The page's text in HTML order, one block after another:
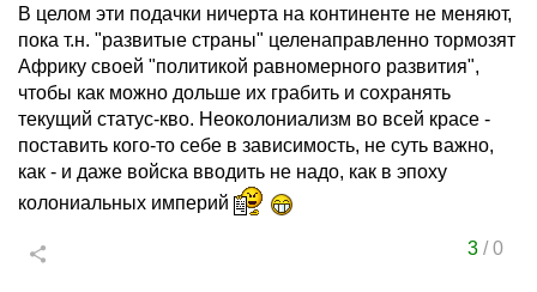
В целом эти подачки ничерта на континенте не меняют,
пока т.н. "развитые страны" целенаправленно тормозят
Африку своей "политикой равномерного развития",
чтобы как можно дольше их грабить и сохранять
текущий статус-кво. Неоколониализм во всей красе -
поставить кого-то себе в зависимость, не суть важно,
как - и даже войска вводить не надо, как в эпоху
колониальных империй
3/0